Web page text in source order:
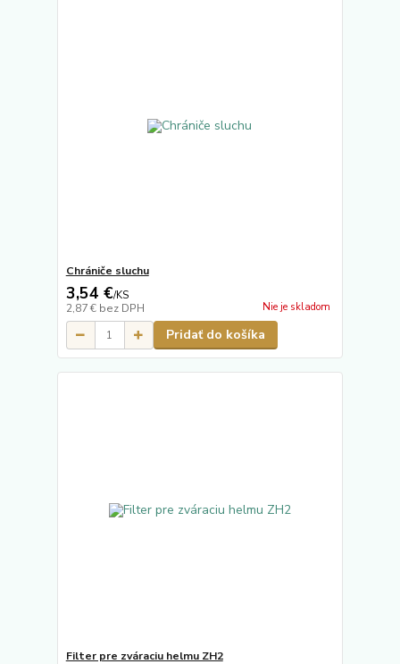
Chrániče sluchu
3,54 €/KS
2,87 € bez DPH Nie je skladom
Pridať do košíka
Filter pre zváraciu helmu ZH2